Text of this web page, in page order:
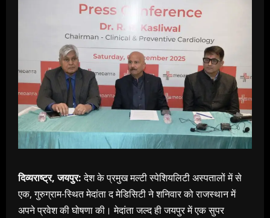
दिव्यराष्ट्र, जयपुर:देश के प्रमुख मल्टी स्पेशियलिटी अस्पतालों में से
एक, गुरुग्राम-स्थित मेदांता द मेडिसिटी ने शनिवार को राजस्थान में
अपने प्रवेश की घोषणा की। मेदांता जल्द ही जयपुर में एक सुपर